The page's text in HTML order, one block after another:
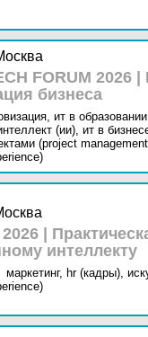
FORUM
бизнеса
ит в
(ии), ит в
(project
|
интеллекту
маркетинг, hr (кадры),